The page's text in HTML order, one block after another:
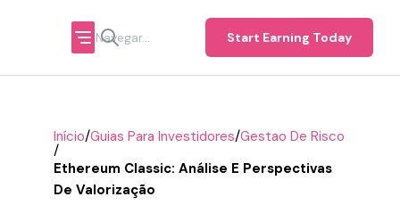
Start Earning Today
Início/Guias Para Investidores/Gestao De Risco
/
Ethereum Classic: Análise E Perspectivas
De Valorização